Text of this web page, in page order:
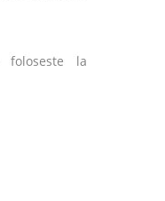
foloseste la